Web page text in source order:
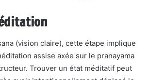
(vision claire), cette étape implique
assise axée sur le pranayama
Trouver un état méditatif peut